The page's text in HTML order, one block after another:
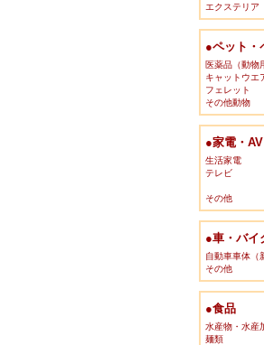
エクステリア
●ペット・
医薬品（動物
キャットウエ
フェレット
その他動物
●家電・
生活家電
テレビ
その他
●車・バイ
自動車車体（
その他
●食品
水産物・水産
麺類